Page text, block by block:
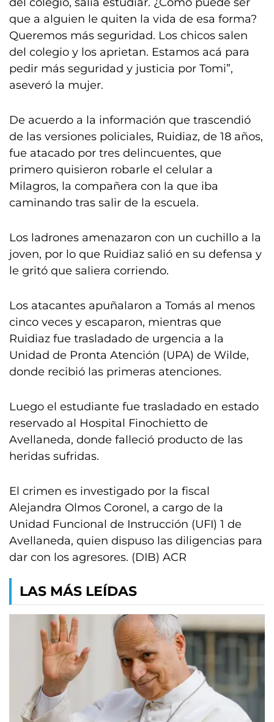
que a alguien le quiten la vida de esa forma?
Queremos más seguridad. Los chicos salen
del colegio y los aprietan. Estamos acá para
pedir más seguridad y justicia por Tomi”,
aseveró la mujer.
De acuerdo a la información que trascendió
de las versiones policiales, Ruidiaz, de 18 años,
fue atacado por tres delincuentes, que
primero quisieron robarle el celular a
Milagros, la compañera con la que iba
caminando tras salir de la escuela.
Los ladrones amenazaron con un cuchillo a la
joven, por lo que Ruidiaz salió en su defensa y
le gritó que saliera corriendo.
Los atacantes apuñalaron a Tomás al menos
cinco veces y escaparon, mientras que
Ruidiaz fue trasladado de urgencia a la
Unidad de Pronta Atención (UPA) de Wilde,
donde recibió las primeras atenciones.
Luego el estudiante fue trasladado en estado
reservado al Hospital Finochietto de
Avellaneda, donde falleció producto de las
heridas sufridas.
El crimen es investigado por la fiscal
Alejandra Olmos Coronel, a cargo de la
Unidad Funcional de Instrucción (UFI) 1 de
Avellaneda, quien dispuso las diligencias para
dar con los agresores. (DIB) ACR
LAS MÁS LEÍDAS